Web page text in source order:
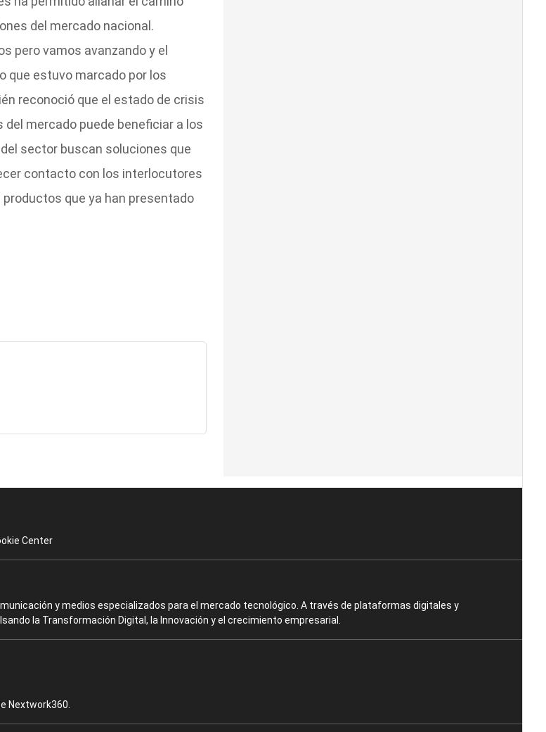
del mercado nacional.
pero vamos avanzando y el
que estuvo marcado por los
reconoció que el estado de crisis
mercado puede beneficiar a los
sector buscan soluciones que
contacto con los interlocutores
que ya han presentado
Center
y medios especializados para el mercado tecnológico. A través de plataformas digitales y
la Transformación Digital, la Innovación y el crecimiento empresarial.
Nextwork360.